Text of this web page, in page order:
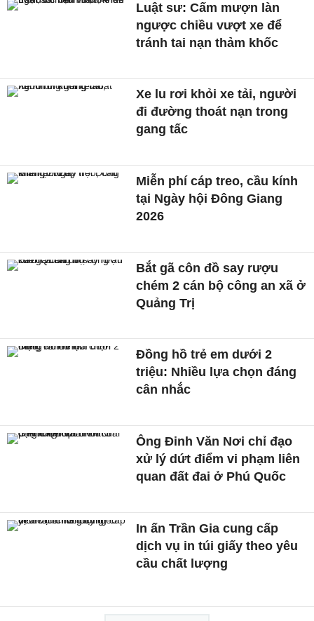
Luật sư: Cấm mượn làn
ngược chiều vượt xe để
tránh tai nạn thảm khốc
Xe lu rơi khỏi xe tải, người
đi đường thoát nạn trong
gang tấc
Miễn phí cáp treo, cầu kính
tại Ngày hội Đông Giang
2026
Bắt gã côn đồ say rượu
chém 2 cán bộ công an xã ở
Quảng Trị
Đồng hồ trẻ em dưới 2
triệu: Nhiều lựa chọn đáng
cân nhắc
Ông Đinh Văn Nơi chỉ đạo
xử lý dứt điểm vi phạm liên
quan đất đai ở Phú Quốc
In ấn Trần Gia cung cấp
dịch vụ in túi giấy theo yêu
cầu chất lượng